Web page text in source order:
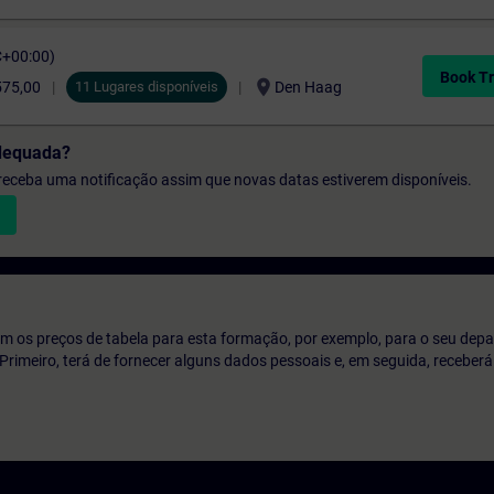
11 Lugares disponíveis location_on Den Haag
Book
uma notificação assim que novas datas estiverem disponíveis.
os preços de tabela para esta formação, por exemplo, para o seu
terá de fornecer alguns dados pessoais e, em seguida,